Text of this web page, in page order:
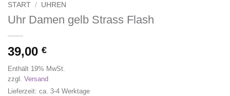
START / UHREN
Uhr Damen gelb Strass Flash
39,00 €
Enthält 19% MwSt.
zzgl. Versand
Lieferzeit: ca. 3-4 Werktage